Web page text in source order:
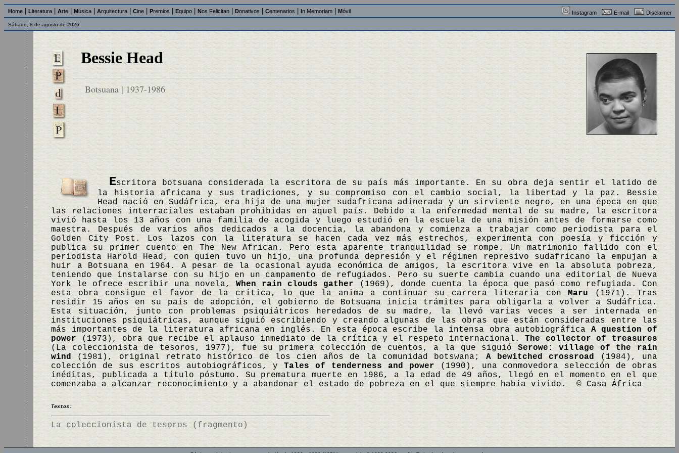
Home Literatura Arte Música Arquitectura Cine Premios Equipo Nos Felicitan Donativos Centenarios In Memoriam Móvil Instagram E-mail Disclaimer
Sábado, 8 de agosto de 2026
Bessie Head
Botsuana | 1937-1986
Escritora botsuana considerada la escritora de su país más importante. En su obra deja sentir el latido de
la historia africana y sus tradiciones, y su compromiso con el cambio social, la libertad y la paz. Bessie
Head nació en Sudáfrica, era hija de una mujer sudafricana adinerada y un sirviente negro, en una época en que
las relaciones interraciales estaban prohibidas en aquel país. Debido a la enfermedad mental de su madre, la escritora
vivió hasta los 13 años con una familia de acogida y luego estudió en la escuela de una misión antes de formarse como
maestra. Después de varios años dedicados a la docencia, la abandona y comienza a trabajar como periodista para el
Golden City Post. Los lazos con la literatura se hacen cada vez más estrechos, experimenta con poesía y ficción y
publica su primer cuento en The New African. Pero esta aparente tranquilidad se rompe. Un matrimonio fallido con el
periodista Harold Head, con quien tuvo un hijo, una profunda depresión y el régimen represivo sudafricano la empujan a
huir a Botsuana en 1964. A pesar de la ocasional ayuda económica de amigos, la escritora vive en la absoluta pobreza,
teniendo que instalarse con su hijo en un campamento de refugiados. Pero su suerte cambia cuando una editorial de Nueva
York le ofrece escribir una novela,When rain clouds gather (1969), donde cuenta la época que pasó como refugiada. Con
esta obra consigue el favor de la crítica, lo que la anima a continuar su carrera literaria conMaru (1971). Tras
residir 15 años en su país de adopción, el gobierno de Botsuana inicia trámites para obligarla a volver a Sudáfrica.
Esta situación, junto con problemas psiquiátricos heredados de su madre, la llevó varias veces a ser internada en
instituciones psiquiátricas, aunque siguió escribiendo y creando algunas de las obras que están consideradas entre las
más importantes de la literatura africana en inglés. En esta época escribe la intensa obra autobiográfica A question of
power (1973), obra que recibe el aplauso inmediato de la crítica y el respeto internacional.The collector of treasures
(La coleccionista de tesoros, 1977), fue su primera colección de cuentos, a la que siguió Serowe: village of the rain
wind (1981), original retrato histórico de los cien años de la comunidad botswana; A bewitched crossroad (1984), una
colección de sus escritos autobiográficos, yTales of tenderness and power (1990), una conmovedora selección de obras
inéditas, publicada a título póstumo. Su prematura muerte en 1986, a la edad de 49 años, llegó en el momento en el que
comenzaba a alcanzar reconocimiento y a abandonar el estado de pobreza en el que siempre había vivido. © Casa África
Textos:
La coleccionista de tesoros (fragmento)